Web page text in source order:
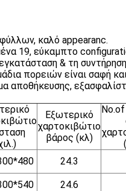
καλό appearanc.
19, εύκαμπτο
& τη συντήρηση
πορειών είναι σαφή
αποθήκευσης,
Εξωτερικό
χαρτοκιβώτιο
βάρος (κλ)
24.3
24.6